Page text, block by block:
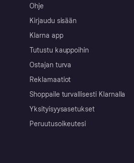
Ohje
Kirjaudu sisään
Klarna app
Tutustu kauppoihin
Ostajan turva
Reklamaatiot
Shoppaile turvallisesti Klarnalla
Yksityisyysasetukset
Peruutusoikeutesi